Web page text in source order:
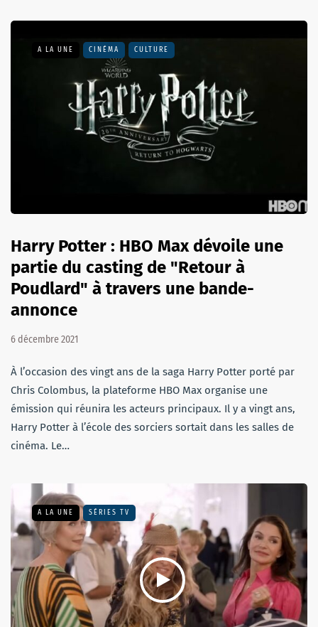
A LA UNE CINÉMA CULTURE
Harry Potter : HBO Max dévoile une
partie du casting de "Retour à
Poudlard" à travers une bande-
annonce
6 décembre 2021
À l’occasion des vingt ans de la saga Harry Potter porté par
Chris Colombus, la plateforme HBO Max organise une
émission qui réunira les acteurs principaux. Il y a vingt ans,
Harry Potter à l’école des sorciers sortait dans les salles de
cinéma. Le…
A LA UNE SÉRIES TV